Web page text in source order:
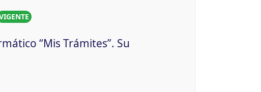
“Mis Trámites”. Su